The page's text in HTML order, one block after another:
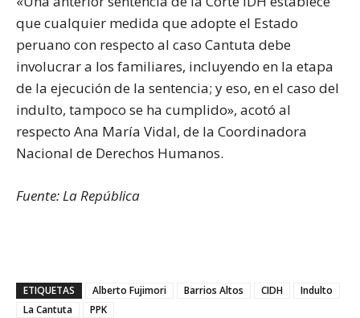
que cualquier medida que adopte el Estado
peruano con respecto al caso Cantuta debe
involucrar a los familiares, incluyendo en la etapa
de la ejecución de la sentencia; y eso, en el caso del
indulto, tampoco se ha cumplido», acotó al
respecto Ana María Vidal, de la Coordinadora
Nacional de Derechos Humanos.
Fuente: La República
ETIQUETAS Alberto Fujimori Barrios Altos CIDH
Indulto
La Cantuta
PPK